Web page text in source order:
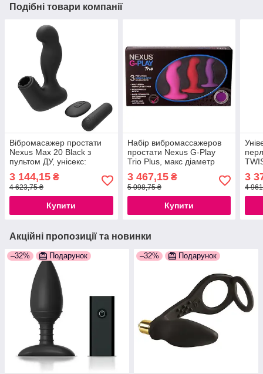
Подібні товари компанії
Вібромасажер простати
Nexus Max 20 Black з
пультом ДУ, унісекс:
перезаряджається
777Store.com.ua
3 144,15 ₴
4 623,75 ₴
Купити
Набір вибромассажеров
простати Nexus G-Play
Trio Plus, макс діаметр
новачків 777Store.com.ua
3 467,15₴
5 098,75 ₴
Купити
3
4
Акційні пропозиції та новинки
–32% Подарунок –32% Подарунок